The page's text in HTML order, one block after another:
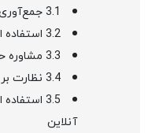
3.1 جمع‌آوری شواهد
3.2 استفاده از ابزارهای دیجیتال
3.3 مشاوره حقوقی
3.4 نظارت بر بازارها
3.5
آنلاین